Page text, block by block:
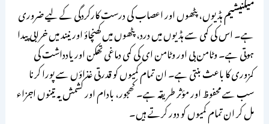
میگنیشیمہڈیوں، پٹھوں اور اعصاب کی درست کارکردگی کے لیے ضروری
ہے۔ اس کی کمی سے ہڈیوں میں درد، پٹھوں میں کھنچاؤ اور نیند میں خرابی پیدا
ہوتی ہے۔ وٹامن بی اور وٹامن ای کی کمی دماغی تھکن اور یادداشت کی
کمزوری کا باعث بنتی ہے۔ ان تمام کمیوں کو قدرتی غذاؤں سے پورا کرنا
سب سے محفوظ اور مؤثر طریقہ ہے۔ کھجور، بادام اور کشمش یہ تینوں اجزاء
مل کر ان تمام کمیوں کو دور کرتے ہیں۔